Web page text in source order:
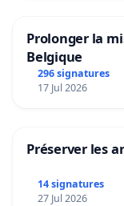
Prolonger la
Belgique
296 signatures
17 Jul 2026
Préserver les
14 signatures
27 Jul 2026